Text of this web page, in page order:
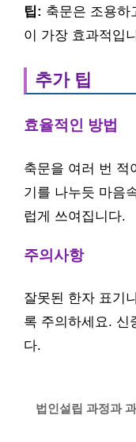
팁: 축문은 조용하
이 가장 효과적입
추가 팁
효율적인 방법
축문을 여러 번 적
기를 나누듯 마음
럽게 쓰여집니다.
주의사항
잘못된 한자 표기
록 주의하세요. 신
다.
법인설립 과정과